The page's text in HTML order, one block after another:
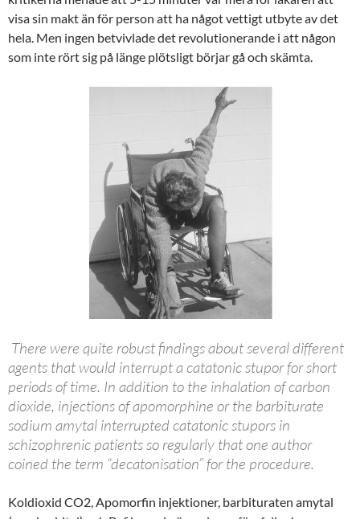
visa sin makt än för person att ha något vettigt utbyte av det
hela. Men ingen betvivlade det revolutionerande i att någon
som inte rört sig på länge plötsligt börjar gå och skämta.
There were quite robust findings about several different
agents that would interrupt a catatonic stupor for short
periods of time. In addition to the inhalation of carbon
dioxide, injections of apomorphine or the barbiturate
sodium amytal interrupted catatonic stupors in
schizophrenic patients so regularly that one author
coined the term “decatonisation” for the procedure.
Koldioxid CO2, Apomorfin injektioner, barbituraten amytal